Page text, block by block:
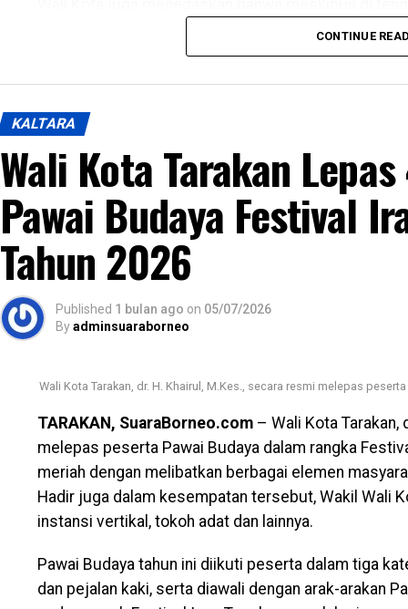
pelaksanaan Festival Iraw Tengkayu akan terus
budaya lokal dan pariwisata daerah.
keamanan, kemajuan, dan kesejahteraan bagi
Turut hadir dalam kegiatan tersebut perwakilan
perwakilan Pemerintah Provinsi Kalimantan Utara,
lainnya, unsur Forkopimda, tokoh adat, tokoh
[Adv/Mandu]
Views: 75
Bagikan ke
CONTINUE
KALTARA
Wali Kota Tarakan
Pawai Budaya Festival
Tahun 2026
Published 1 bulan ago on 05/07/2026
Byadminsuaraborneo
Wali Kota Tarakan, dr. H. Khairul, M.Kes., secara resmi melepas
TARAKAN, SuaraBorneo.com – Wali Kota Tarakan,
melepas peserta Pawai Budaya dalam rangka
meriah dengan melibatkan berbagai elemen
Hadir juga dalam kesempatan tersebut, Wakil Wali
instansi vertikal, tokoh adat dan lainnya.
Pawai Budaya tahun ini diikuti peserta dalam tiga
dan pejalan kaki, serta diawali dengan arak-arakan